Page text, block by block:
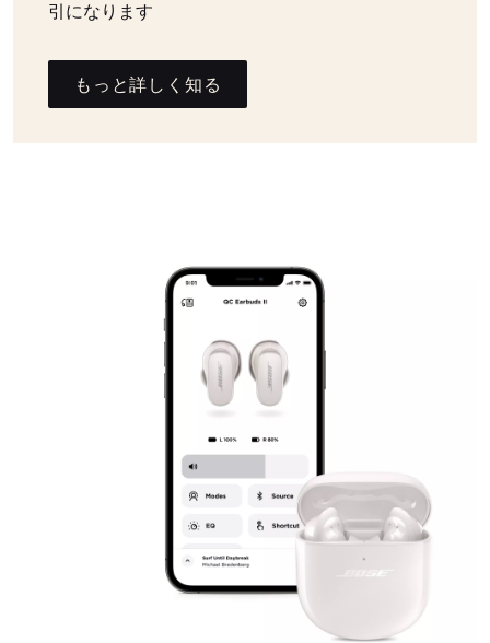
引になります
もっと詳しく知る